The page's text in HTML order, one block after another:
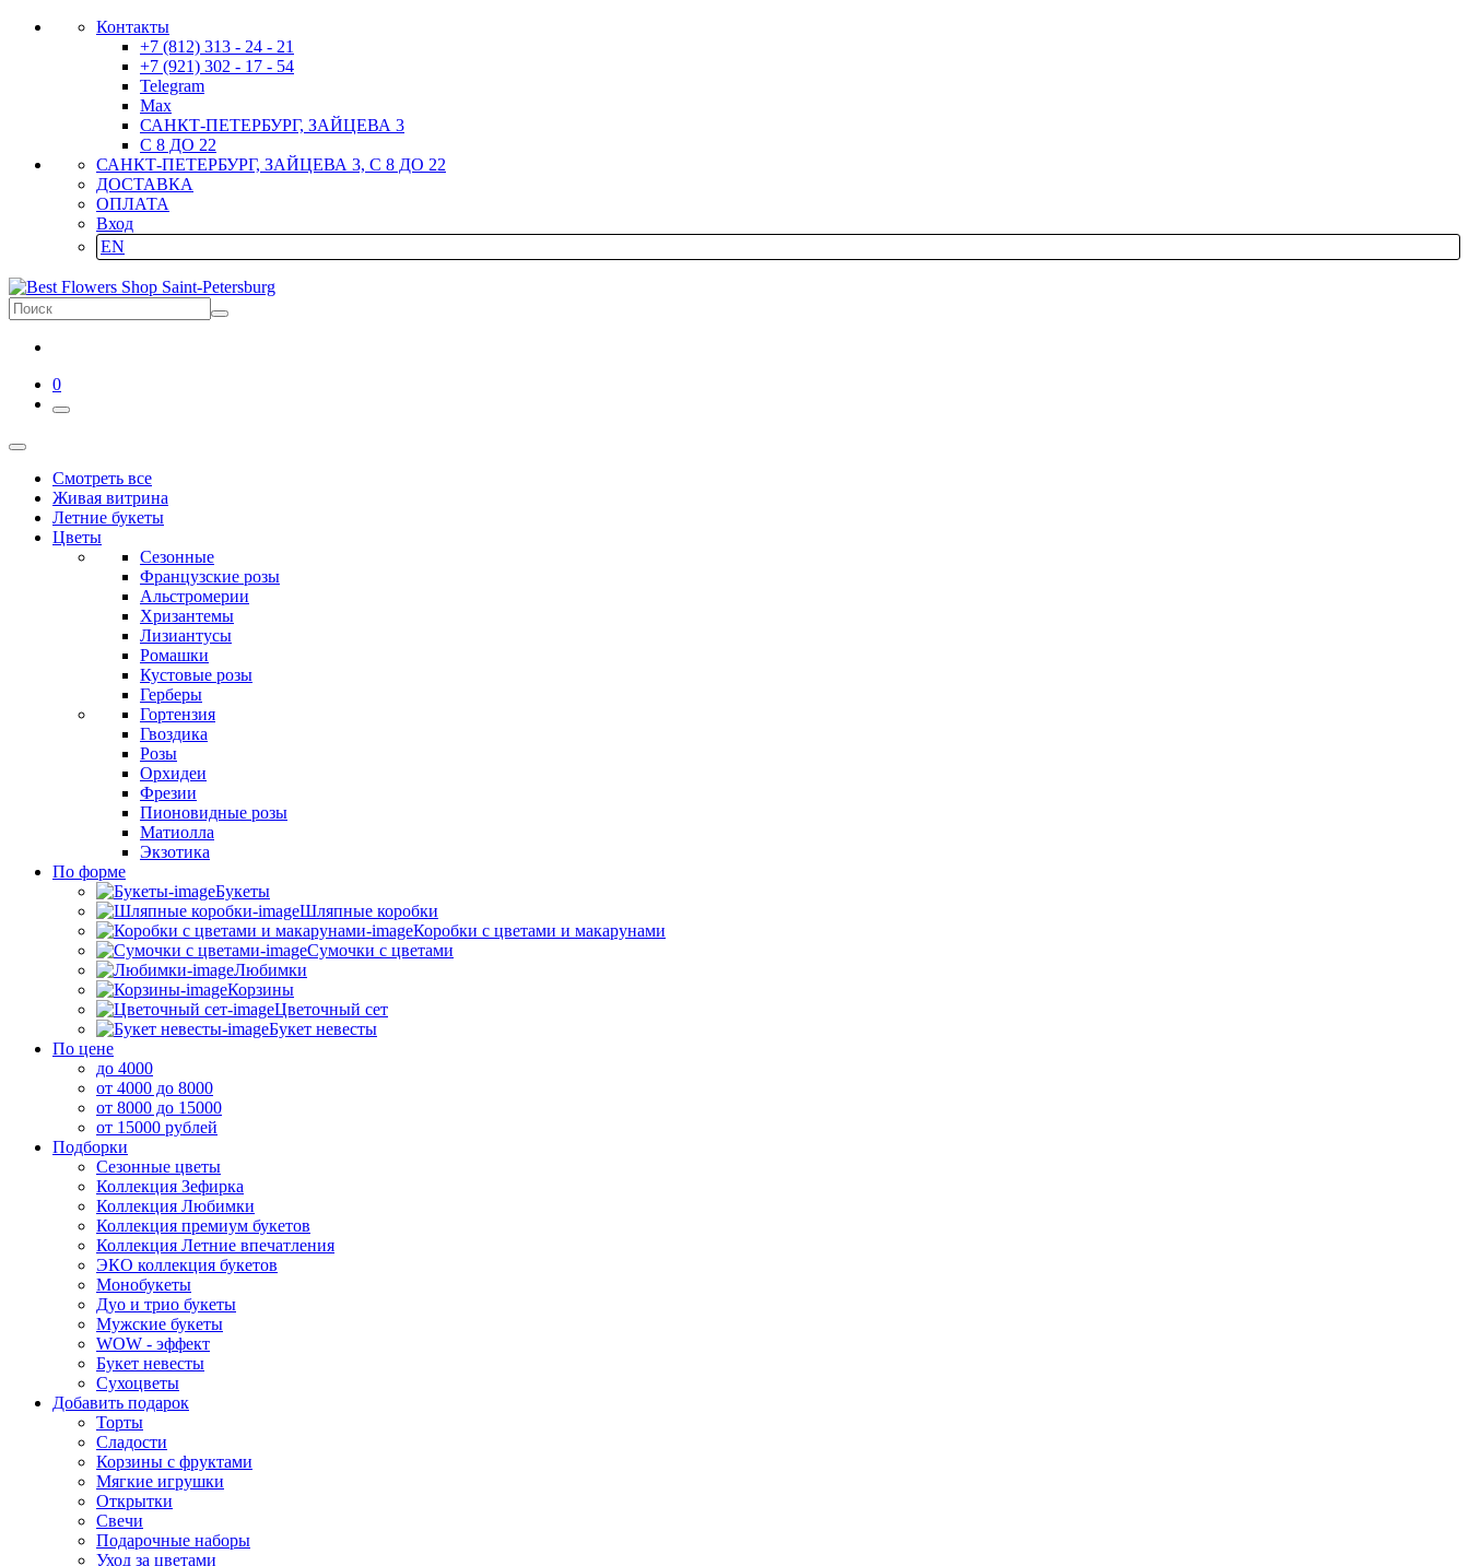
Контакты
+7 (812) 313 - 24 - 21
+7 (921) 302 - 17 - 54
Telegram
Max
САНКТ-ПЕТЕРБУРГ, ЗАЙЦЕВА 3
С 8 ДО 22
САНКТ-ПЕТЕРБУРГ, ЗАЙЦЕВА 3, С 8 ДО 22
ДОСТАВКА
ОПЛАТА
Вход
EN
0
Смотреть все
Живая витрина
Летние букеты
Цветы
Сезонные
Французские розы
Альстромерии
Хризантемы
Лизиантусы
Ромашки
Кустовые розы
Герберы
Гортензия
Гвоздика
Розы
Орхидеи
Фрезии
Пионовидные розы
Матиолла
Экзотика
По форме
Букеты
Шляпные коробки
Коробки с цветами и макарунами
Сумочки с цветами
Любимки
Корзины
Цветочный сет
Букет невесты
По цене
до 4000
от 4000 до 8000
от 8000 до 15000
от 15000 рублей
Подборки
Сезонные цветы
Коллекция Зефирка
Коллекция Любимки
Коллекция премиум букетов
Коллекция Летние впечатления
ЭКО коллекция букетов
Монобукеты
Дуо и трио букеты
Мужские букеты
WOW - эффект
Букет невесты
Сухоцветы
Добавить подарок
Торты
Сладости
Корзины с фруктами
Мягкие игрушки
Открытки
Свечи
Подарочные наборы
Уход за цветами